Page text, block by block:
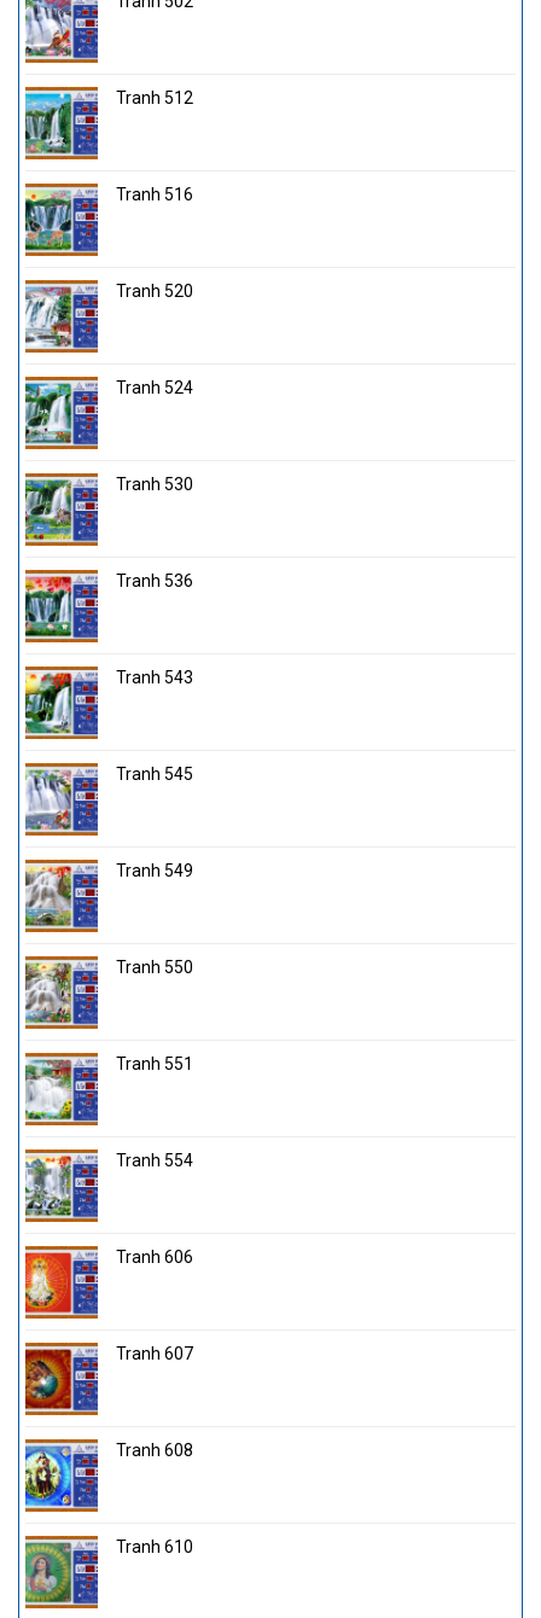
Tranh 512
Tranh 516
Tranh 520
Tranh 524
Tranh 530
Tranh 536
Tranh 543
Tranh 545
Tranh 549
Tranh 550
Tranh 551
Tranh 554
Tranh 606
Tranh 607
Tranh 608
Tranh 610